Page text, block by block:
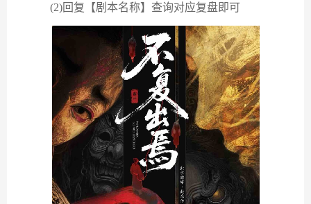
(2)回复【剧本名称】查询对应复盘即可